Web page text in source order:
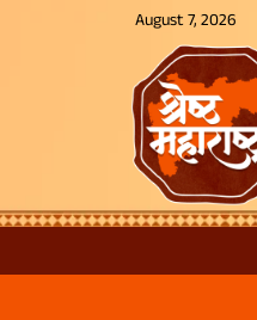
August 7, 2026